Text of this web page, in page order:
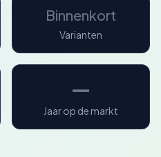
Binnenkort
Varianten
—
Jaar op de markt